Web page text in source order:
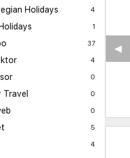
Holidays 4
1
37
4
0
Travel 0
0
5
4
◀︎